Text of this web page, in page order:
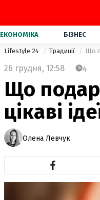
ЕКОНОМІКА БІЗНЕС
Lifestyle 24 Традиції Що
26 грудня, 12:58 4
Що
цікаві
Олена Левчук